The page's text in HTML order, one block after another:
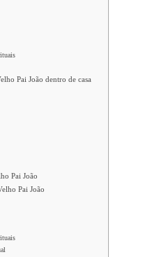
Pai João dentro de casa
Pai João
Pai João